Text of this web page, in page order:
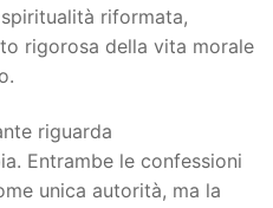
riformata,
rigorosa della vita morale
riguarda
Entrambe le confessioni
unica autorità, ma la